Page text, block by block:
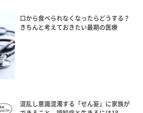
口から食べられなくなったらどうする？
きちんと考えておきたい最期の医療
混乱し意識混濁する「せん妄」に家族が